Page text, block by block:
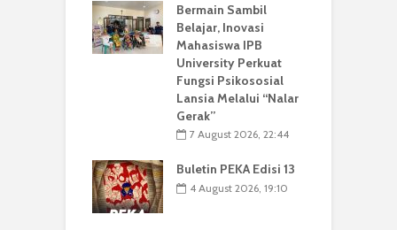
Bermain Sambil
Belajar, Inovasi
Mahasiswa IPB
University Perkuat
Fungsi Psikososial
Lansia Melalui “Nalar
Gerak”
7 August 2026, 22:44
Buletin PEKA Edisi 13
4 August 2026, 19:10